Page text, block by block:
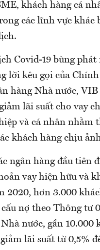
khách hàng cá
các lĩnh vực khác
Covid-19 bùng phát
lời kêu gọi của
hàng Nhà nước,
lãi suất cho vay
và cá nhân nhằm
khách hàng chịu
ngân hàng đầu tiên
vay hiện hữu và
2020, hơn 3.000
nợ theo Thông tư
nước, gần 10.000
lãi suất từ 0,5%